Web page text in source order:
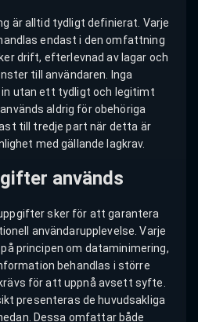
är alltid tydligt definierat. Varje
endast i den omfattning
drift, efterlevnad av lagar och
till användaren. Inga
utan ett tydligt och legitimt
aldrig för obehöriga
till tredje part när detta är
med gällande lagkrav.
används
sker för att garantera
användarupplevelse. Varje
principen om dataminimering,
behandlas i större
för att uppnå avsett syfte.
presenteras de huvudsakliga
Dessa omfattar både